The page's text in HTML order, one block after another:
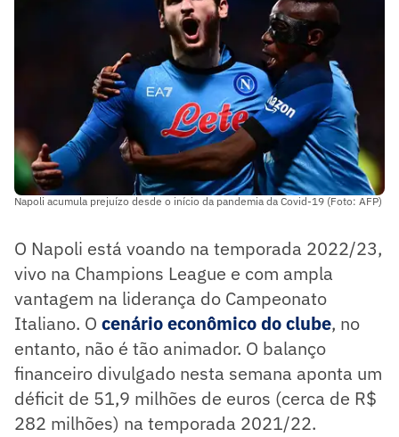
Napoli acumula prejuízo desde o início da pandemia da Covid-19 (Foto: AFP)
O Napoli está voando na temporada 2022/23,
vivo na Champions League e com ampla
vantagem na liderança do Campeonato
Italiano. O cenário econômico do clube, no
entanto, não é tão animador. O balanço
financeiro divulgado nesta semana aponta um
déficit de 51,9 milhões de euros (cerca de R$
282 milhões) na temporada 2021/22.